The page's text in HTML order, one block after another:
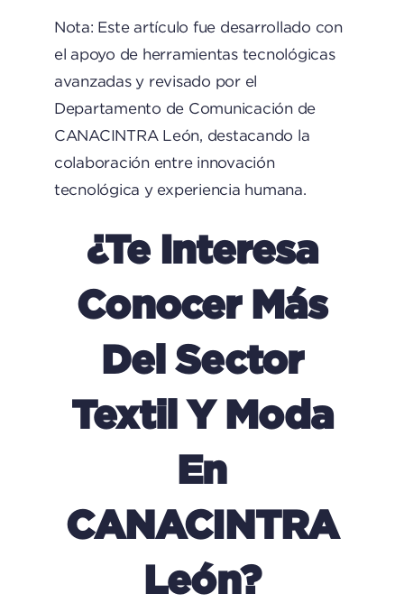
Nota: Este artículo fue desarrollado con
el apoyo de herramientas tecnológicas
avanzadas y revisado por el
Departamento de Comunicación de
CANACINTRA León, destacando la
colaboración entre innovación
tecnológica y experiencia humana.
¿Te Interesa
Conocer Más
Del Sector
Textil Y Moda
En
CANACINTRA
León?